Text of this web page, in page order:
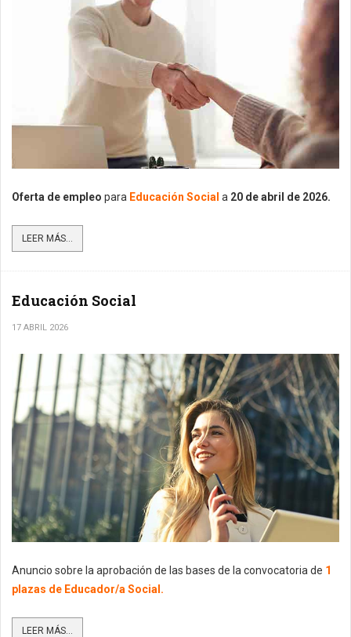
Oferta de empleo para Educación Social a 20 de abril de 2026.
LEER MÁS...
Educación Social
17 ABRIL 2026
Anuncio sobre la aprobación de las bases de la convocatoria de 1
plazas de Educador/a Social.
LEER MÁS...